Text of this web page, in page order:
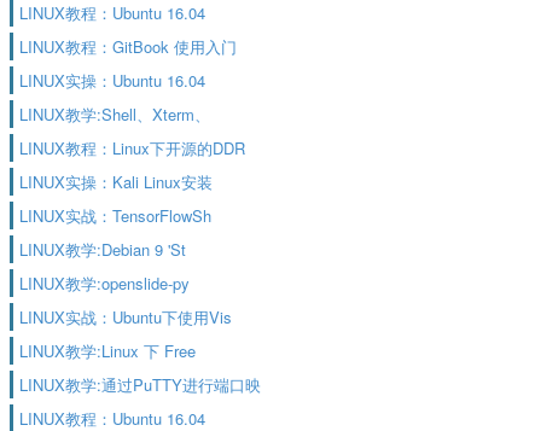
LINUX教程：Ubuntu 16.04
LINUX教程：GitBook 使用入门
LINUX实操：Ubuntu 16.04
LINUX教学:Shell、Xterm、
LINUX教程：Linux下开源的DDR
LINUX实操：Kali Linux安装
LINUX实战：TensorFlowSh
LINUX教学:Debian 9 'St
LINUX教学:openslide-py
LINUX实战：Ubuntu下使用Vis
LINUX教学:Linux 下 Free
LINUX教学:通过PuTTY进行端口映
LINUX教程：Ubuntu 16.04